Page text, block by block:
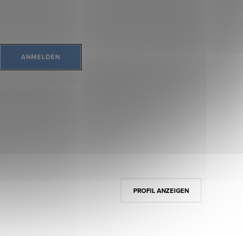
ANMELDEN
PROFIL ANZEIGEN